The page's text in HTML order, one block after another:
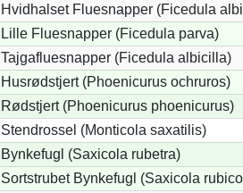
Hvidhalset Fluesnapper (Ficedula
Lille Fluesnapper (Ficedula parva)
Tajgafluesnapper (Ficedula albicilla)
Husrødstjert (Phoenicurus ochruros)
Rødstjert (Phoenicurus phoenicurus)
Stendrossel (Monticola saxatilis)
Bynkefugl (Saxicola rubetra)
Sortstrubet Bynkefugl (Saxicola